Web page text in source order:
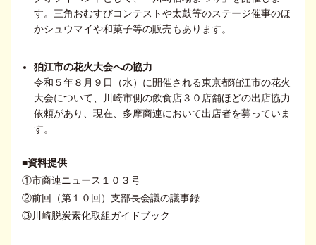
す。三角おむすびコンテストや太鼓等のステージ催事のほ
かシュウマイや和菓子等の販売もあります。
狛江市の花火大会への協力
令和５年８月９日（水）に開催される東京都狛江市の花火
大会について、川崎市側の飲食店３０店舗ほどの出店協力
依頼があり、現在、多摩商連において出店者を募っていま
す。
■資料提供
①市商連ニュース１０３号
②前回（第１０回）支部長会議の議事録
③川崎脱炭素化取組ガイドブック